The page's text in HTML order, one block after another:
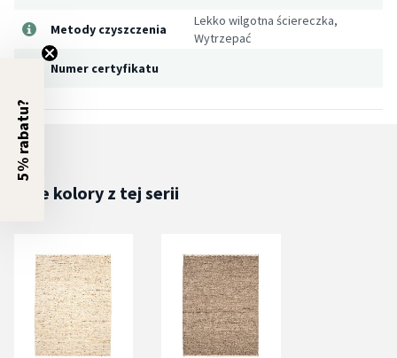
Metody czyszczenia
Lekko wilgotna ściereczka,
Wytrzepać
Numer certyfikatu
Inne kolory z tej serii
5% rabatu?